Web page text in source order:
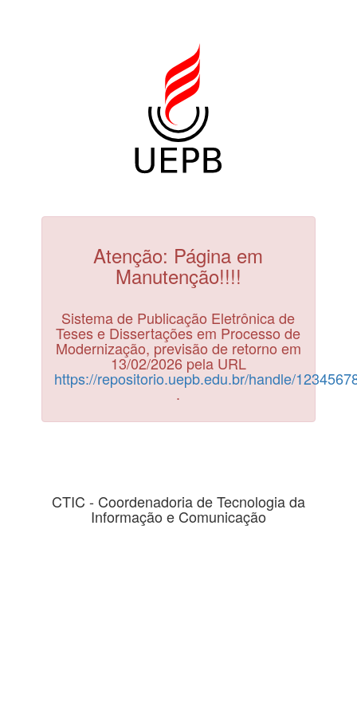
Atenção: Página em
Manutenção!!!!
Sistema de Publicação Eletrônica de
Teses e Dissertações em Processo de
Modernização, previsão de retorno em
13/02/2026 pela URL
https://repositorio.uepb.edu.br/handle/
.
CTIC - Coordenadoria de Tecnologia da
Informação e Comunicação